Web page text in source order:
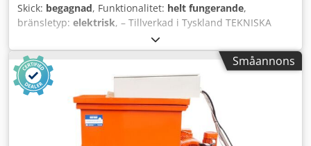
Skick: begagnad, Funktionalitet: helt fungerande,
bränsletyp: elektrisk, – Tillverkad i Tyskland TEKNISKA
DATA: – fyra rotorer (axlar) – rotordiameter: 280 mm –
huvudmotor: 2 x 18,5 kW – matningsdimension: 700 x 750
mm – inmatningsdimension: 1270 x 1300 mm – dimension
för extra inmatning: 2000 x 1900 mm, höjd 760 mm – sikt: fi
30 mm – antal knivar: 74 Dwsdpfx Aszr Ipnjdqoa –
automatisk omkastningsfunktion – mått
(längd/bredd/höjd): 220 x 150 x 200 cm – transportmått
(längd/bredd/höjd): 310 x 220 x 200 cm – vikt: ~2500 kg
Småannons